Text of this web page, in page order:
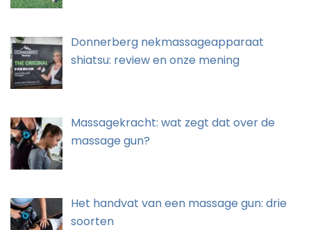
Donnerberg nekmassageapparaat
shiatsu: review en onze mening
Massagekracht: wat zegt dat over de
massage gun?
Het handvat van een massage gun: drie
soorten